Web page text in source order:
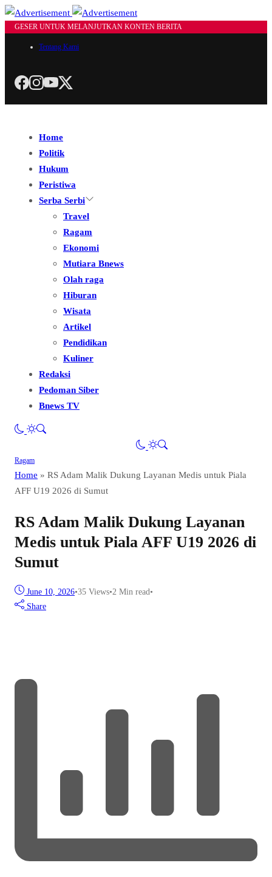
GESER UNTUK MELANJUTKAN KONTEN BERITA
Tentang Kami
Home
Politik
Hukum
Peristiwa
Serba Serbi
Travel
Ragam
Ekonomi
Mutiara Bnews
Olah raga
Hiburan
Wisata
Artikel
Pendidikan
Kuliner
Redaksi
Pedoman Siber
Bnews TV
Ragam
Home » RS Adam Malik Dukung Layanan Medis untuk Piala
AFF U19 2026 di Sumut
RS Adam Malik Dukung Layanan
Medis untuk Piala AFF U19 2026 di
Sumut
June 10, 2026•35 Views•2 Min read•
Share